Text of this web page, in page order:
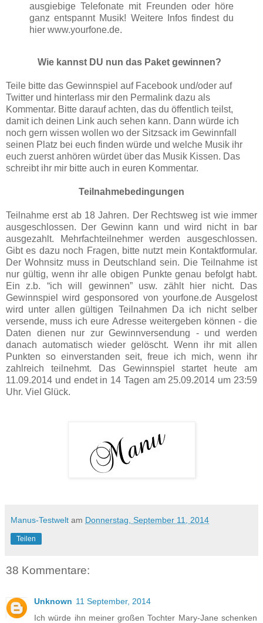
ausgiebige Telefonate mit Freunden oder höre
ganz entspannt Musik! Weitere Infos findest du
hier www.yourfone.de.
Wie kannst DU nun das Paket gewinnen?
Teile bitte das Gewinnspiel auf Facebook und/oder auf
Twitter und hinterlass mir den Permalink dazu als
Kommentar. Bitte darauf achten, das du öffentlich teilst,
damit ich deinen Link auch sehen kann. Dann würde ich
noch gern wissen wollen wo der Sitzsack im Gewinnfall
seinen Platz bei euch finden würde und welche Musik ihr
euch zuerst anhören würdet über das Musik Kissen. Das
schreibt ihr mir bitte auch in euren Kommentar.
Teilnahmebedingungen
Teilnahme erst ab 18 Jahren. Der Rechtsweg ist wie immer
ausgeschlossen. Der Gewinn kann und wird nicht in bar
ausgezahlt. Mehrfachteilnehmer werden ausgeschlossen.
Gibt es dazu noch Fragen, bitte nutzt mein Kontaktformular.
Der Wohnsitz muss in Deutschland sein. Die Teilnahme ist
nur gültig, wenn ihr alle obigen Punkte genau befolgt habt.
Ein z.b. “ich will gewinnen” usw. zählt hier nicht. Das
Gewinnspiel wird gesponsored von yourfone.de Ausgelost
wird unter allen gültigen Teilnahmen Da ich nicht selber
versende, muss ich eure Adresse weitergeben können - die
Daten dienen nur zur Gewinnversendung - und werden
danach automatisch wieder gelöscht. Wenn ihr mit allen
Punkten so einverstanden seit, freue ich mich, wenn ihr
zahlreich teilnehmt. Das Gewinnspiel startet heute am
11.09.2014 und endet in 14 Tagen am 25.09.2014 um 23:59
Uhr. Viel Glück.
Manus-Testwelt am Donnerstag, September 11, 2014
Teilen
38 Kommentare:
Unknown 11 September, 2014
Ich würde ihn meiner großen Tochter Mary-Jane schenken